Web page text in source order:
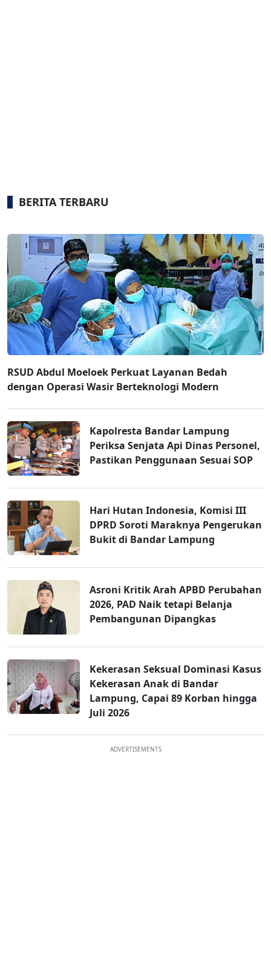
BERITA TERBARU
RSUD Abdul Moeloek Perkuat Layanan Bedah
dengan Operasi Wasir Berteknologi Modern
Kapolresta Bandar Lampung
Periksa Senjata Api Dinas Personel,
Pastikan Penggunaan Sesuai SOP
Hari Hutan Indonesia, Komisi III
DPRD Soroti Maraknya Pengerukan
Bukit di Bandar Lampung
Asroni Kritik Arah APBD Perubahan
2026, PAD Naik tetapi Belanja
Pembangunan Dipangkas
Kekerasan Seksual Dominasi Kasus
Kekerasan Anak di Bandar
Lampung, Capai 89 Korban hingga
Juli 2026
ADVERTISEMENTS